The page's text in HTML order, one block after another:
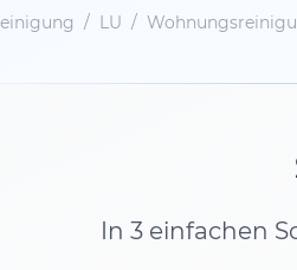
/ LU /
In 3 einfachen